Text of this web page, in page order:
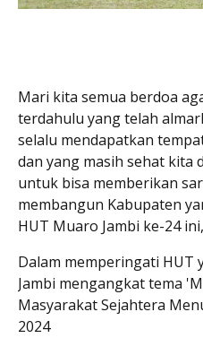
Mari kita semua berdoa
terdahulu yang telah
selalu mendapatkan
dan yang masih sehat kita
untuk bisa memberikan
membangun Kabupaten
HUT Muaro Jambi ke-24 ini,
Dalam memperingati HUT
Jambi mengangkat tema
Masyarakat Sejahtera
2024